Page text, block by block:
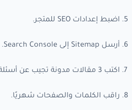
اضبط إعدادات SEO للمتجر.
أرسل Sitemap إلى Search Console.
اكتب 3 مقالات مدونة تجيب عن أسئلة العملاء.
راقب الكلمات والصفحات شهريًا.